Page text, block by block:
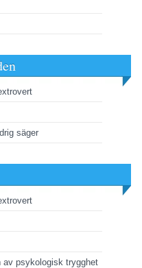
säger
av psykologisk trygghet